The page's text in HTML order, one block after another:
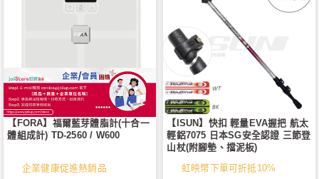
【FORA】福爾藍芽體脂計(十合一
體組成計) TD-2560 / W600
企業健康促進熱銷品
【ISUN】快扣 輕量EVA握把 航太
輕鋁7075 日本SG安全認證 三節登
山杖(附腳墊、擋泥板)
虹映幣下單可折抵10%